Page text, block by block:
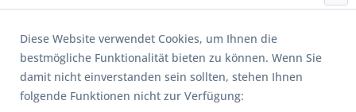
Diese Website verwendet Cookies, um Ihnen die
bestmögliche Funktionalität bieten zu können. Wenn Sie
damit nicht einverstanden sein sollten, stehen Ihnen
folgende Funktionen nicht zur Verfügung: